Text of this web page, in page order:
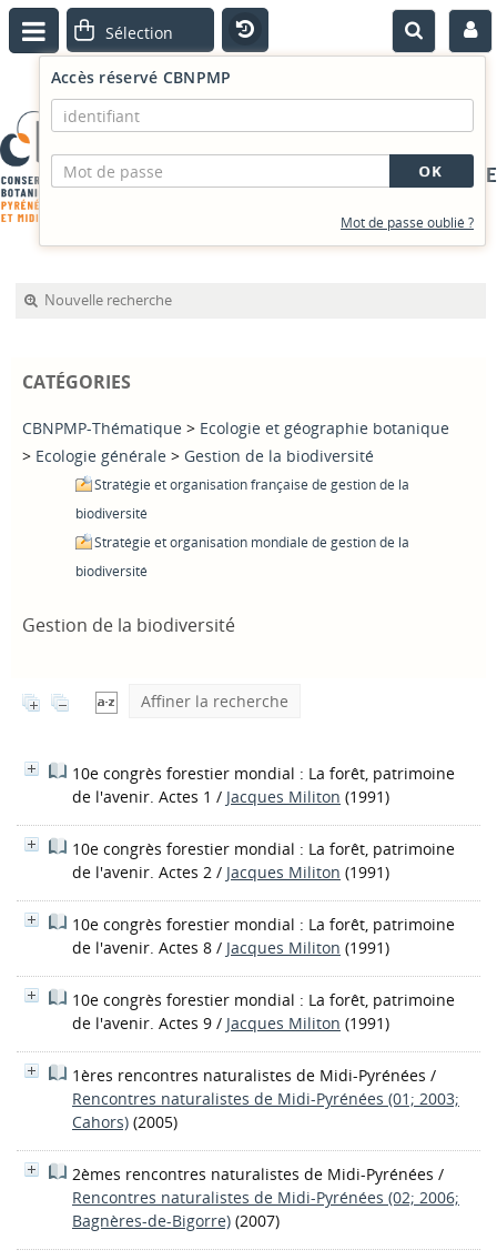
PORTAIL DOCUMENTAIRE
Accès réservé CBNPMP
Mot de passe oublié ?
Nouvelle recherche
CATÉGORIES
CBNPMP-Thématique > Ecologie et géographie botanique
> Ecologie générale > Gestion de la biodiversité
Stratégie et organisation française de gestion de la
biodiversité
Stratégie et organisation mondiale de gestion de la
biodiversité
Gestion de la biodiversité
Affiner la recherche
10e congrès forestier mondial : La forêt, patrimoine
de l'avenir. Actes 1 / Jacques Militon (1991)
10e congrès forestier mondial : La forêt, patrimoine
de l'avenir. Actes 2 / Jacques Militon (1991)
10e congrès forestier mondial : La forêt, patrimoine
de l'avenir. Actes 8 / Jacques Militon (1991)
10e congrès forestier mondial : La forêt, patrimoine
de l'avenir. Actes 9 / Jacques Militon (1991)
1ères rencontres naturalistes de Midi-Pyrénées /
Rencontres naturalistes de Midi-Pyrénées (01; 2003;
Cahors) (2005)
2èmes rencontres naturalistes de Midi-Pyrénées /
Rencontres naturalistes de Midi-Pyrénées (02; 2006;
Bagnères-de-Bigorre) (2007)